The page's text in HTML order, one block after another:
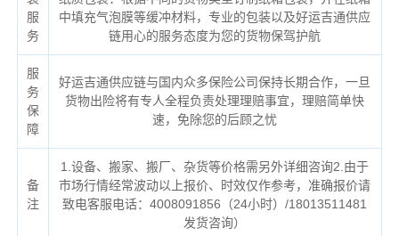
服
务
中填充气泡膜等缓冲材料，专业的包装以及好运吉通供应
链用心的服务态度为您的货物保驾护航
服
务
保
障
好运吉通供应链与国内众多保险公司保持长期合作，一旦
货物出险将有专人全程负责处理理赔事宜，理赔简单快
速，免除您的后顾之忧
备
注
1.设备、搬家、搬厂、杂货等价格需另外详细咨询2.由于
市场行情经常波动以上报价、时效仅作参考，准确报价请
致电客服电话：4008091856（24小时）/18013511481
发货咨询）